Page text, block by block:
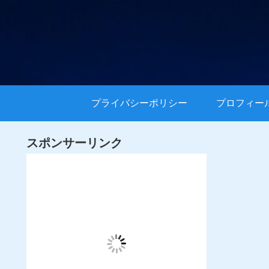
プライバシーポリシー プロフィー
スポンサーリンク